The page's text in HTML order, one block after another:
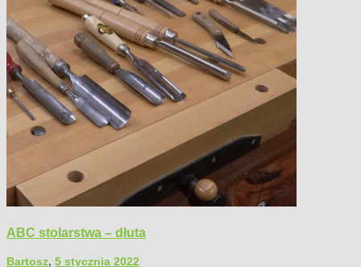
ABC stolarstwa – dłuta
Bartosz, 5 stycznia 2022